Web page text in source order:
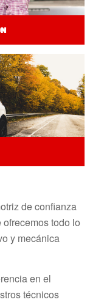
de confianza
todo lo
y mecánica
en el
técnicos